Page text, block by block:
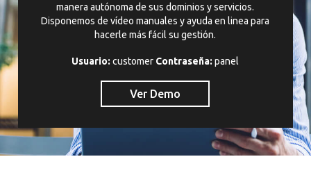
manera autónoma de sus dominios y servicios.
Disponemos de vídeo manuales y ayuda en linea para
hacerle más fácil su gestión.
Usuario: customer Contraseña: panel
Ver Demo